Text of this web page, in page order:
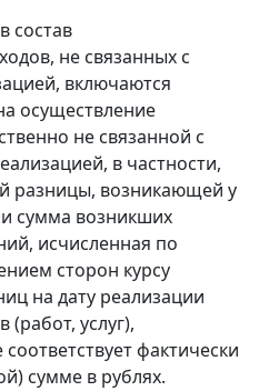
состав
не связанных с
включаются
осуществление
не связанной с
в частности,
разницы, возникающей у
сумма возникших
исчисленная по
сторон курсу
на дату реализации
услуг),
фактически
сумме в рублях.